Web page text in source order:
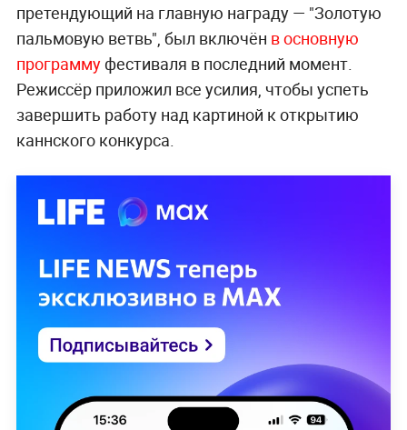
претендующий на главную награду — "Золотую
пальмовую ветвь", был включён в основную
программу фестиваля в последний момент.
Режиссёр приложил все усилия, чтобы успеть
завершить работу над картиной к открытию
каннского конкурса.